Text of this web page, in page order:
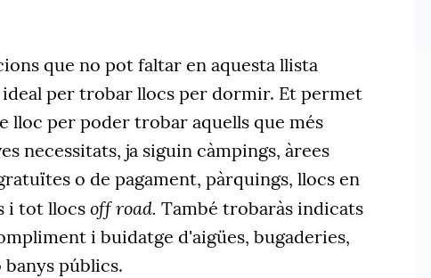
que no pot faltar en aquesta llista
ideal per trobar llocs per dormir. Et permet
lloc per poder trobar aquells que més
necessitats, ja siguin càmpings, àrees
o de pagament, pàrquings, llocs en
i tot llocs off road. També trobaràs indicats
i buidatge d'aigües, bugaderies,
públics.